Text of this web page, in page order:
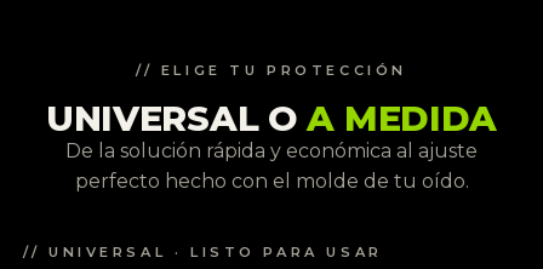
// ELIGE TU PROTECCIÓN
UNIVERSAL OA MEDIDA
De la solución rápida y económica al ajuste
perfecto hecho con el molde de tu oído.
// UNIVERSAL · LISTO PARA USAR